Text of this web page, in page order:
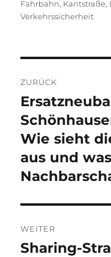
Fahrbahn, Kantstraße,
Verkehrssicherheit
ZURÜCK
Vorheriger
Beitrag:
Wie sieht
aus und
WEITER
Nächster
Sharing-